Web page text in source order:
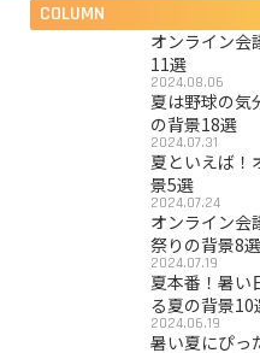
COLUMN
オンライン会
11選
2024.08.06
夏は野球の気
の背景18選
2024.07.31
夏といえば！
景5選
2024.07.24
オンライン会
祭りの背景8選
2024.07.19
夏本番！暑い
る夏の背景10
2024.06.19
暑い夏にぴっ